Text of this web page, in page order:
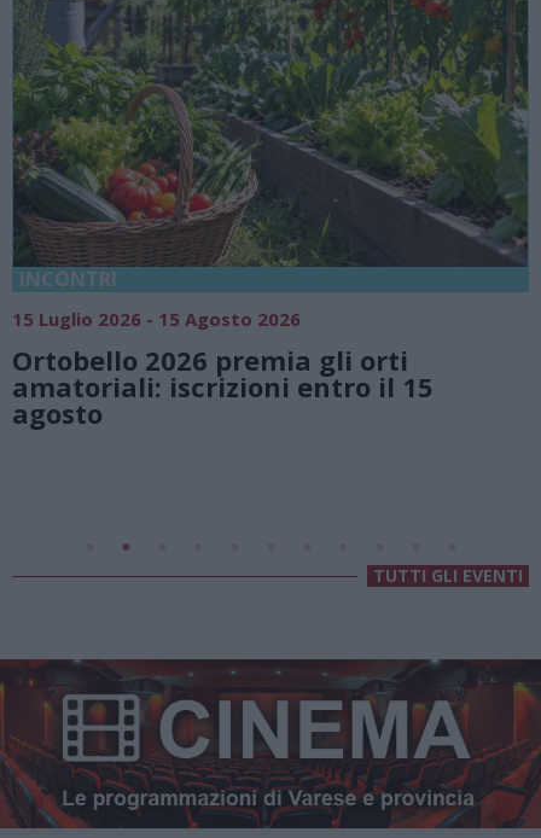
orti
il 15
18 Luglio 2026 - 15 Agosto 2026
Vivi l’estate a Villa
natura e atmosfere senza
Lago di Lugano
TUTTI GLI EVENTI